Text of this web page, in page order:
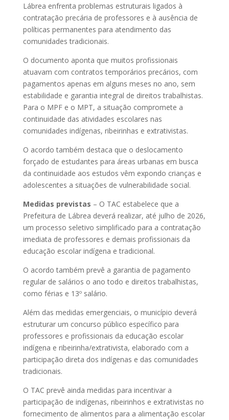
Lábrea enfrenta problemas estruturais ligados à
contratação precária de professores e à ausência de
políticas permanentes para atendimento das
comunidades tradicionais.
O documento aponta que muitos profissionais
atuavam com contratos temporários precários, com
pagamentos apenas em alguns meses no ano, sem
estabilidade e garantia integral de direitos trabalhistas.
Para o MPF e o MPT, a situação compromete a
continuidade das atividades escolares nas
comunidades indígenas, ribeirinhas e extrativistas.
O acordo também destaca que o deslocamento
forçado de estudantes para áreas urbanas em busca
da continuidade aos estudos vêm expondo crianças e
adolescentes a situações de vulnerabilidade social.
Medidas previstas – O TAC estabelece que a
Prefeitura de Lábrea deverá realizar, até julho de 2026,
um processo seletivo simplificado para a contratação
imediata de professores e demais profissionais da
educação escolar indígena e tradicional.
O acordo também prevê a garantia de pagamento
regular de salários o ano todo e direitos trabalhistas,
como férias e 13º salário.
Além das medidas emergenciais, o município deverá
estruturar um concurso público específico para
professores e profissionais da educação escolar
indígena e ribeirinha/extrativista, elaborado com a
participação direta dos indígenas e das comunidades
tradicionais.
O TAC prevê ainda medidas para incentivar a
participação de indígenas, ribeirinhos e extrativistas no
fornecimento de alimentos para a alimentação escolar